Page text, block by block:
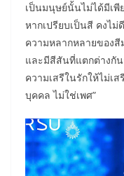
เป็นมนุษย์นั้นไม่ได้มีเ
หากเปรียบเป็นสี คงไ
ความหลากหลายของสี
และมีสีสันที่แตกต่างกั
ความเสรีในรักให้ไม่เ
บุคคล ไม่ใช่เพศ”